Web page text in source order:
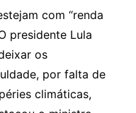
com “renda
presidente Lula
os
por falta de
climáticas,